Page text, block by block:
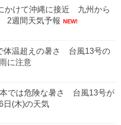
かけて沖縄に接近 九州から
2週間天気予報 NEW!
体温超えの暑さ 台風13号の
に注意
では危険な暑さ 台風13号が
(木)の天気